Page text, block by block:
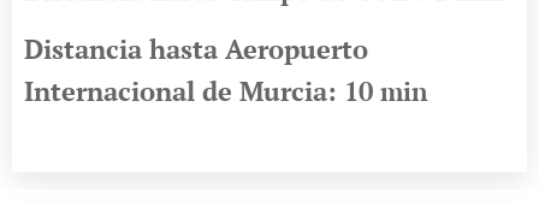
Distancia hasta Aeropuerto
Internacional de Murcia: 10 min